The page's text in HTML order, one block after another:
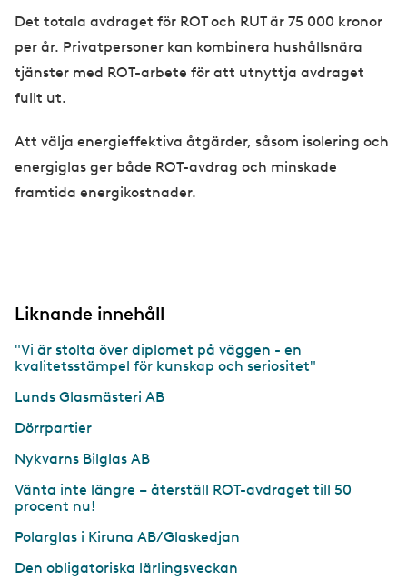
Det totala avdraget för ROT och RUT är 75 000 kronor
per år. Privatpersoner kan kombinera hushållsnära
tjänster med ROT-arbete för att utnyttja avdraget
fullt ut.
Att välja energieffektiva åtgärder, såsom isolering och
energiglas ger både ROT-avdrag och minskade
framtida energikostnader.
Liknande innehåll
"Vi är stolta över diplomet på väggen - en
kvalitetsstämpel för kunskap och seriositet"
Lunds Glasmästeri AB
Dörrpartier
Nykvarns Bilglas AB
Vänta inte längre – återställ ROT-avdraget till 50
procent nu!
Polarglas i Kiruna AB/Glaskedjan
Den obligatoriska lärlingsveckan